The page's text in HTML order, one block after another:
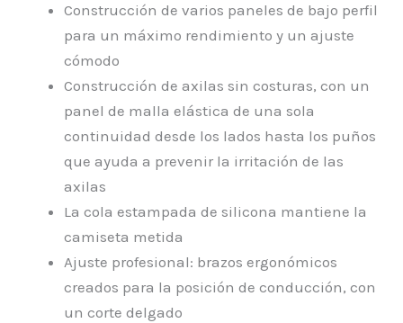
Construcción de varios paneles de bajo perfil
para un máximo rendimiento y un ajuste
cómodo
Construcción de axilas sin costuras, con un
panel de malla elástica de una sola
continuidad desde los lados hasta los puños
que ayuda a prevenir la irritación de las
axilas
La cola estampada de silicona mantiene la
camiseta metida
Ajuste profesional: brazos ergonómicos
creados para la posición de conducción, con
un corte delgado